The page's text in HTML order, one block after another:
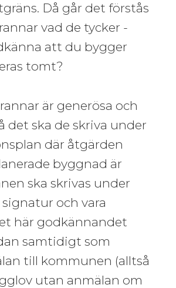
Då går det förstås
vad de tycker -
att du bygger
tomt?
är generösa och
det ska de skriva under
där åtgärden
byggnad är
ska skrivas under
och vara
här godkännandet
samtidigt som
till kommunen (alltså
utan anmälan om